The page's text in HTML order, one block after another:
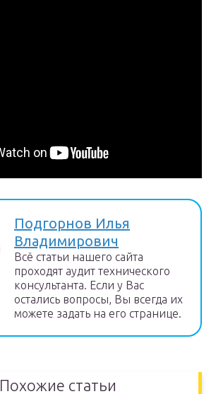
Подгорнов Илья
Владимирович
Всё статьи нашего сайта
проходят аудит технического
консультанта. Если у Вас
остались вопросы, Вы всегда их
можете задать на его странице.
Похожие статьи